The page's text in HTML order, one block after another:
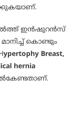
ഇൻഷുറൻസ്
കൊണ്ടും
ypertophy Breast,
hernia